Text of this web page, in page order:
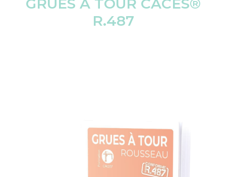
GRUES À TOUR CACES®
R.487